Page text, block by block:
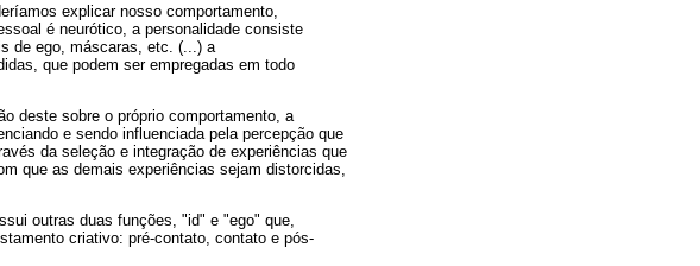
explicar nosso comportamento,
é neurótico, a personalidade consiste
de ego, máscaras, etc. (...) a
que podem ser empregadas em todo
deste sobre o próprio comportamento, a
e sendo influenciada pela percepção que
da seleção e integração de experiências que
que as demais experiências sejam distorcidas,
outras duas funções, "id" e "ego" que,
criativo: pré-contato, contato e pós-